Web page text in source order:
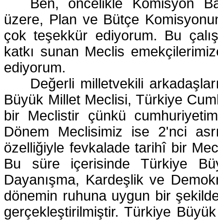
üzere, Plan ve Bütçe
çok teşekkür ediyorum. Bu
katkı sunan Meclis
ediyorum.
Değerli milletvekili
Büyük Millet Meclisi, Türkiye
bir Meclistir çünkü
Dönem Meclisimiz ise 2'nci
özelliğiyle fevkalade tarihî bir
Bu süre içerisinde Türkiye
Dayanışma, Kardeşlik ve
dönemin ruhuna uygun bir
gerçekleştirilmiştir. Türkiye